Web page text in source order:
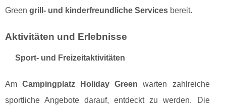
Green grill- und kinderfreundliche Services bereit.
Aktivitäten und Erlebnisse
Sport- und Freizeitaktivitäten
AmCampingplatz Holiday Green warten zahlreiche
sportliche Angebote darauf, entdeckt zu werden. Die